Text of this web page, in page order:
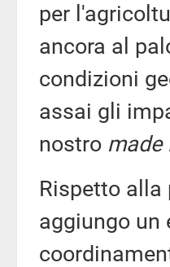
per
ancora al
condizioni
assai gli
nostro made
Rispetto alla
aggiungo un